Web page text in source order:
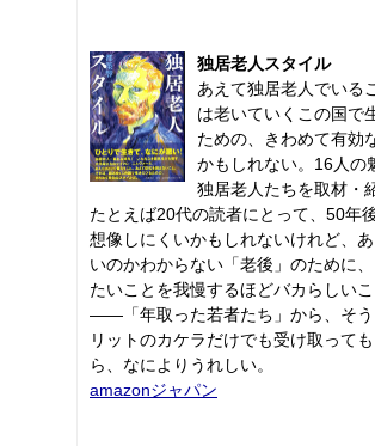
独居老人スタイル
あえて独居老人でいる
は老いていくこの国で
ための、きわめて有効
かもしれない。16人の
独居老人たちを取材・
たとえば20代の読者にとって、50年
想像しにくいかもしれないけれど、
いのかわからない「老後」のために
たいことを我慢するほどバカらしい
――「年取った若者たち」から、そ
リットのカケラだけでも受け取って
ら、なによりうれしい。
amazonジャパン